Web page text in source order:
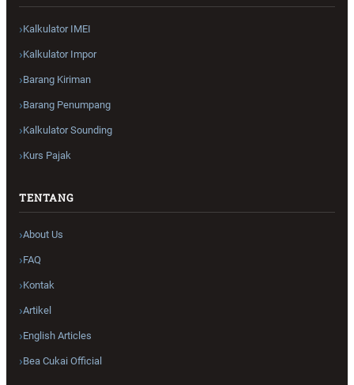
Kalkulator IMEI
Kalkulator Impor
Barang Kiriman
Barang Penumpang
Kalkulator Sounding
Kurs Pajak
TENTANG
About Us
FAQ
Kontak
Artikel
English Articles
Bea Cukai Official